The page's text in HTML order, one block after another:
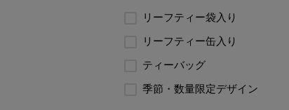
リーフティー袋入り
リーフティー缶入り
ティーバッグ
季節・数量限定デザイン